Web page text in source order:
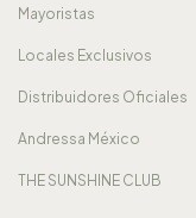
Mayoristas
Locales Exclusivos
Distribuidores Oficiales
Andressa México
THE SUNSHINE CLUB